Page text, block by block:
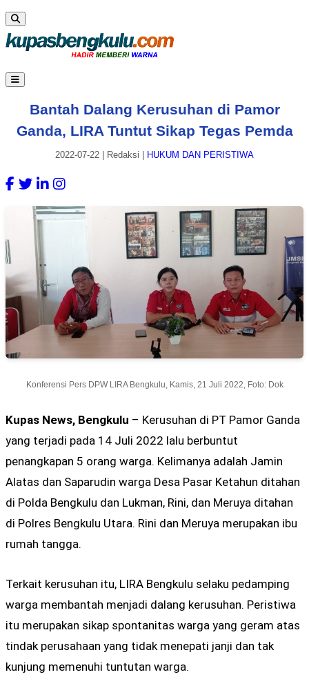
Bantah Dalang Kerusuhan di Pamor
Ganda, LIRA Tuntut Sikap Tegas Pemda
2022-07-22 Redaksi HUKUM DAN PERISTIWA
Konferensi Pers DPW LIRA Bengkulu, Kamis, 21 Juli 2022, Foto: Dok
Kupas News, Bengkulu – Kerusuhan di PT Pamor Ganda
yang terjadi pada 14 Juli 2022 lalu berbuntut
penangkapan 5 orang warga. Kelimanya adalah Jamin
Alatas dan Saparudin warga Desa Pasar Ketahun ditahan
di Polda Bengkulu dan Lukman, Rini, dan Meruya ditahan
di Polres Bengkulu Utara. Rini dan Meruya merupakan ibu
rumah tangga.
Terkait kerusuhan itu, LIRA Bengkulu selaku pedamping
warga membantah menjadi dalang kerusuhan. Peristiwa
itu merupakan sikap spontanitas warga yang geram atas
tindak perusahaan yang tidak menepati janji dan tak
kunjung memenuhi tuntutan warga.